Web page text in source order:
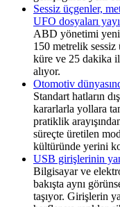
Sessiz üçgenler,
UFO dosyaları
ABD yönetimi yeni
150 metrelik sessiz
küre ve 25 dakika
alıyor.
Otomotiv
Standart hatların
kararlarla yollara
pratiklik
süreçte üretilen
kültüründe yerini
USB girişlerinin
Bilgisayar ve
bakışta aynı
taşıyor. Girişlerin